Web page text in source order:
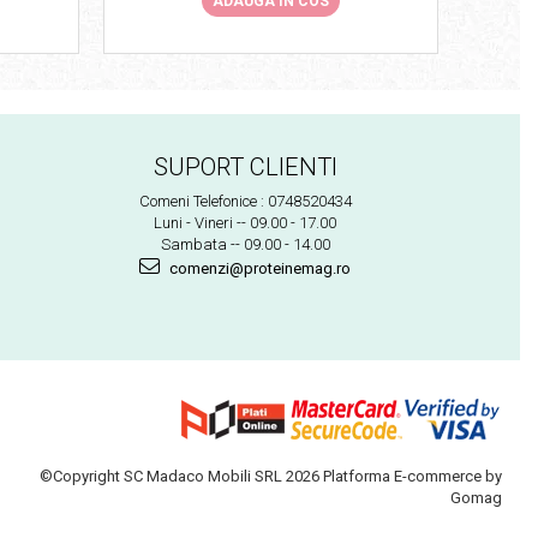
SUPORT CLIENTI
Comeni Telefonice : 0748520434
Luni - Vineri -- 09.00 - 17.00
Sambata -- 09.00 - 14.00
comenzi@proteinemag.ro
©Copyright SC Madaco Mobili SRL 2026 Platforma E-commerce by
Gomag